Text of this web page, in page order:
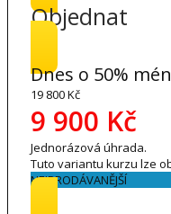
Objednat
Dnes o 50%
19 800 Kč
9 900 Kč
Jednorázová úhrada.
Tuto variantu kurzu lze
NEJPRODÁVANĚJŠÍ